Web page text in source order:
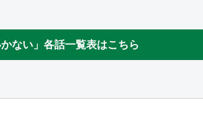
ない」各話一覧表はこちら